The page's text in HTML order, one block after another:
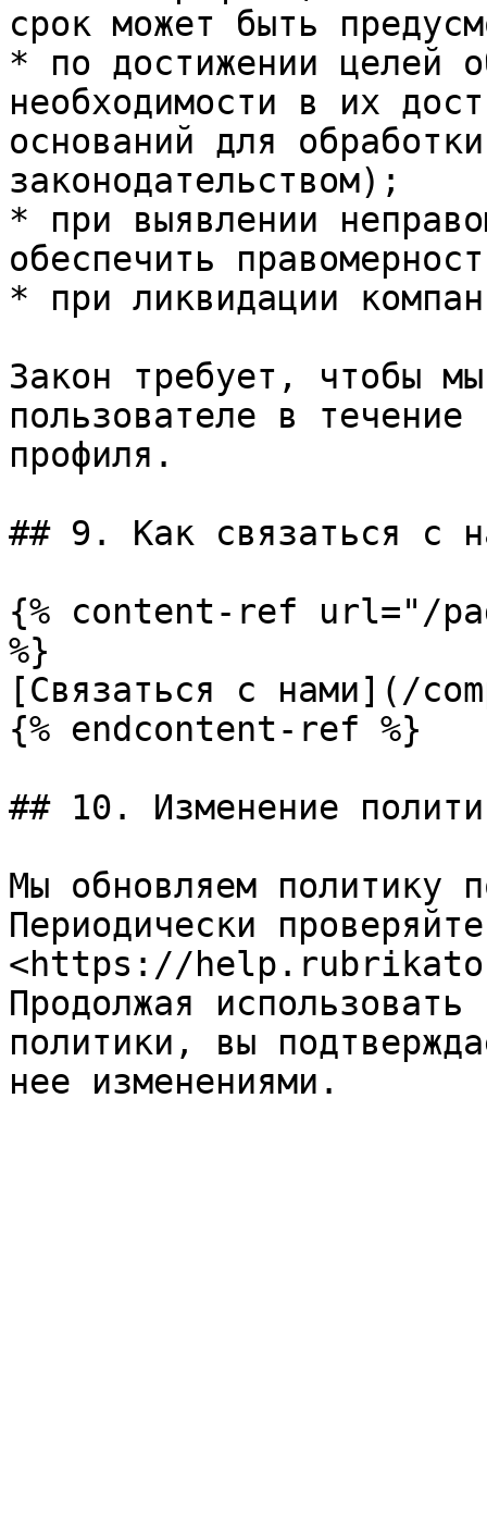
срок может быть
* по достижении целей
необходимости в их
оснований для
законодательством);
* при выявлении
обеспечить
* при ликвидации
Закон требует, чтобы
пользователе в
профиля.
## 9. Как связаться с
{% content-ref url="/
%}
[Связаться с нами](/
{% endcontent-ref %}
## 10. Изменение
Мы обновляем политику
Периодически
<https://
Продолжая
политики, вы